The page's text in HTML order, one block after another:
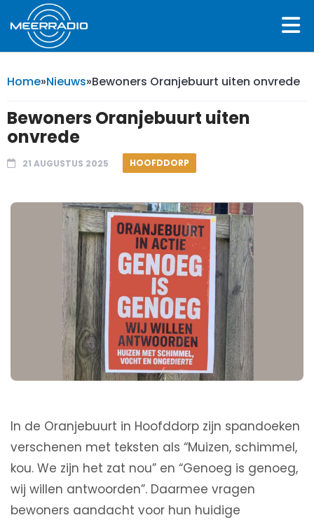
Home»Nieuws»Bewoners Oranjebuurt uiten onvrede
Bewoners Oranjebuurt uiten
onvrede
21 AUGUSTUS 2025 HOOFDDORP
In de Oranjebuurt in Hoofddorp zijn spandoeken
verschenen met teksten als “Muizen, schimmel,
kou. We zijn het zat nou” en “Genoeg is genoeg,
wij willen antwoorden”. Daarmee vragen
bewoners aandacht voor hun huidige